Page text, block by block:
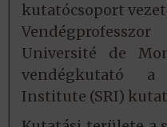
kutatócsoport
Université de
vendégkutató a
Institute (SRI)